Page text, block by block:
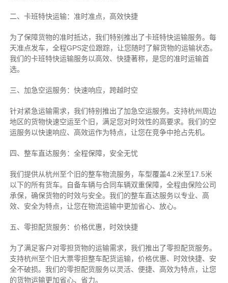
二、卡班特快运输：准时准点，高效快捷
为了保障货物的准时抵达，我们特别推出了卡班特快运输服务。每
天准点发车，全程GPS定位跟踪，让您随时了解货物的运输状态。
我们的卡班特快运输服务以高效、快捷著称，是您的准时运输首
选。
三、加急空运服务：快速响应，跨越时空
针对紧急运输需求，我们特别推出了加急空运服务。支持杭州周边
地区的货物快速空运至个旧，满足您对时效性的高要求。我们的空
运服务以快速响应、高效运作为特点，让您在竞争中抢占先机。
四、整车直达服务：全程保障，安全无忧
我们提供从杭州至个旧的整车物流服务，车型覆盖4.2米至17.5米
以下的所有货车。自备车辆与合同车辆双重保障，全程由保险公司
承保，确保货物的时效与安全。我们的整车直达服务以专业、高
效、安全为特点，让您在物流运输中更加省心、放心。
五、零担配货服务：价格优惠，时效快捷
为了满足客户对零担货物的运输需求，我们推出了零担配货服务。
支持杭州至个旧大票零担整车配货运输，价格优惠、时效快捷、安
全不破损。我们的零担配货服务以灵活、便捷、高效为特点，让您
的货物运输更加省心、省力。